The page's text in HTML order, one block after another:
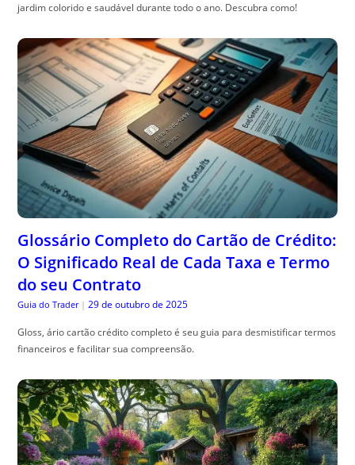
jardim colorido e saudável durante todo o ano. Descubra como!
Glossário Completo do Cartão de Crédito:
O Significado Real de Cada Taxa e Termo
do seu Contrato
Guia do Trader | 29 de outubro de 2025
Gloss, ário cartão crédito completo é seu guia para desmistificar termos
financeiros e facilitar sua compreensão.